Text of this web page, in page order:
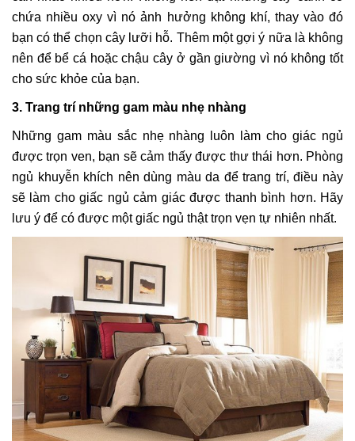
chứa nhiều oxy vì nó ảnh hưởng không khí, thay vào đó
bạn có thể chọn cây lưỡi hỗ. Thêm một gợi ý nữa là không
nên để bể cá hoặc chậu cây ở gần giường vì nó không tốt
cho sức khỏe của bạn.
3. Trang trí những gam màu nhẹ nhàng
Những gam màu sắc nhẹ nhàng luôn làm cho giác ngủ
được trọn ven, bạn sẽ cảm thấy được thư thái hơn. Phòng
ngủ khuyễn khích nên dùng màu da để trang trí, điều này
sẽ làm cho giấc ngủ cảm giác được thanh bình hơn. Hãy
lưu ý để có được một giấc ngủ thật trọn vẹn tự nhiên nhất.